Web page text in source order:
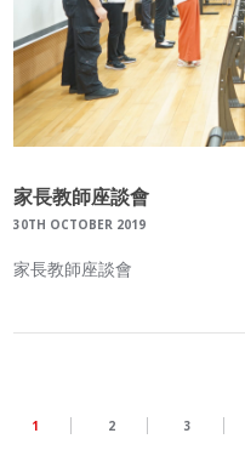
家長教師座談會
30TH OCTOBER 2019
家長教師座談會
1 2 3